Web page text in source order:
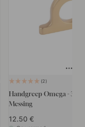
2
Handgreep Omega -
Messing
12.50